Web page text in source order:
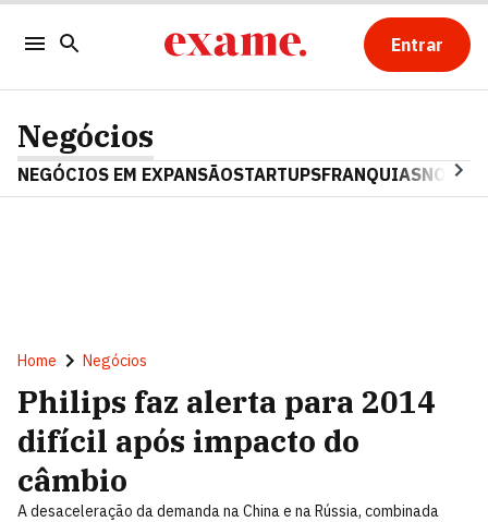
Entrar
Negócios
NEGÓCIOS EM EXPANSÃOSTARTUPSFRANQUIAS
Home Negócios
Philips faz alerta para 2014
difícil após impacto do
câmbio
A desaceleração da demanda na China e na Rússia, combinada